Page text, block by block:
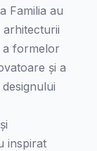
Familia au
arhitecturii
a formelor
și a
inspirat